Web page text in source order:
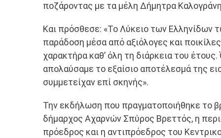
ποζάροντας με τα μέλη Δήμητρα
Και πρόσθεσε: «Το Λύκειο των Ελληνίδων
παράδοση μέσα από αξιόλογες και
χαρακτήρα καθ’ όλη τη διάρκεια του
απολαύσαμε το εξαίσιο αποτέλεσμά της
συμμετείχαν επί σκηνής».
Την εκδήλωση που πραγματοποιήθηκε το
δήμαρχος Αχαρνών Σπύρος Βρεττός, η
πρόεδρος και η αντιπρόεδρος του